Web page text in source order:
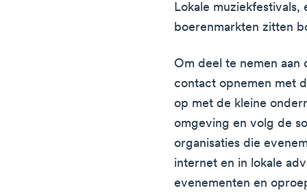
Lokale
boerenmarkten zitten
Om deel te nemen aan
contact opnemen met
op met de kleine
omgeving en volg de
organisaties die
internet en in lokale
evenementen en